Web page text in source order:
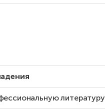
литературу